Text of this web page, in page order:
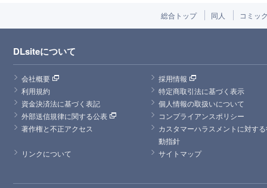
総合トップ 同人 コミッ
DLsiteについて
会社概要
採用情報
利用規約
特定商取引法に基づく表示
資金決済法に基づく表記
個人情報の取扱いについて
外部送信規律に関する公表
コンプライアンスポリシー
著作権と不正アクセス
カスタマーハラスメントに対す
動指針
リンクについて
サイトマップ